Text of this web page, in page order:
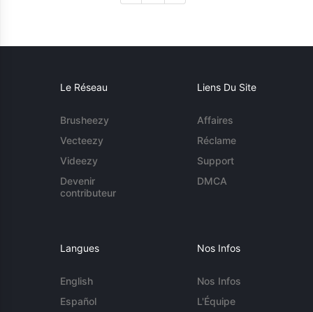
Le Réseau
Brusheezy
Vecteezy
Videezy
Devenir
contributeur
Liens Du Site
Affaires
Réclame
Support
DMCA
Langues
English
Español
Nos Infos
Nos Infos
L'Équipe